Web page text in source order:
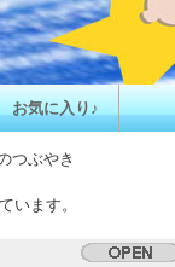
お気に入り♪
つぶやき
います。